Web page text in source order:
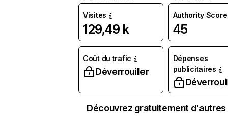
Visites
129,49 k
Authority Score
45
Coût du trafic
Déverrouiller
Dépenses
publicitaires
Découvrez gratuitement d'autres